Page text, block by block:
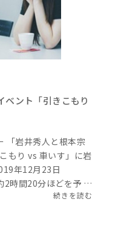
ント「引きこもり
「岩井秀人と根本宗
もり vs 車いす」に岩
年12月23日
2時間20分ほどを予 …
続きを読む